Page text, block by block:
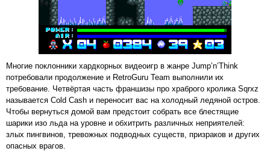
Многие поклонники хардкорных видеоигр в жанре Jump’n’Think
потребовали продолжение и RetroGuru Team выполнили их
требование. Четвёртая часть франшизы про храброго кролика Sqrxz
называется Cold Cash и переносит вас на холодный ледяной остров.
Чтобы вернуться домой вам предстоит собрать все блестящие
шарики изо льда на уровне и обхитрить различных неприятелей:
злых пингвинов, тревожных подводных существ, призраков и других
опасных врагов.